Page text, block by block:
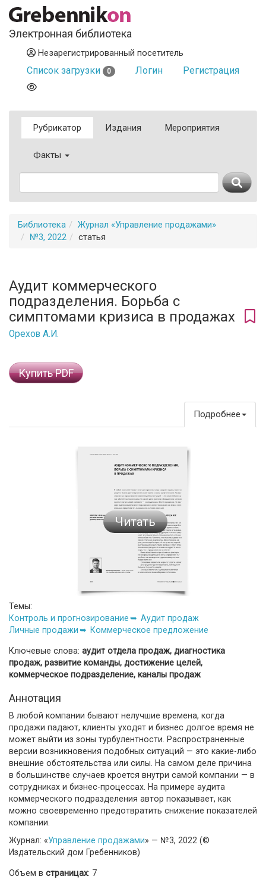
Электронная библиотека
Незарегистрированный посетитель
Список загрузки 0 Логин Регистрация
Рубрикатор Издания Мероприятия
Факты
Библиотека
Журнал «Управление продажами»
№3, 2022
статья
Аудит коммерческого
подразделения. Борьба с
симптомами кризиса в продажах
Орехов А.И.
Купить PDF
Подробнее
Читать
Темы:
Контроль и прогнозирование
Аудит продаж
Личные продажи
Коммерческое предложение
Ключевые слова: аудит отдела продаж, диагностика
продаж, развитие команды, достижение целей,
коммерческое подразделение, каналы продаж
Аннотация
В любой компании бывают нелучшие времена, когда
продажи падают, клиенты уходят и бизнес долгое время не
может выйти из зоны турбулентности. Распространенные
версии возникновения подобных ситуаций — это какие-либо
внешние обстоятельства или силы. На самом деле причина
в большинстве случаев кроется внутри самой компании — в
сотрудниках и бизнес-процессах. На примере аудита
коммерческого подразделения автор показывает, как
можно своевременно предотвратить снижение показателей
компании.
Журнал: «Управление продажами» — №3, 2022 (©
Издательский дом Гребенников)
Объем в страницах: 7